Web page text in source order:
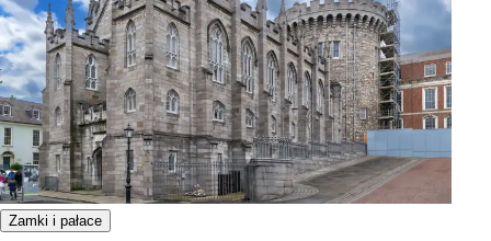
Zamki i pałace